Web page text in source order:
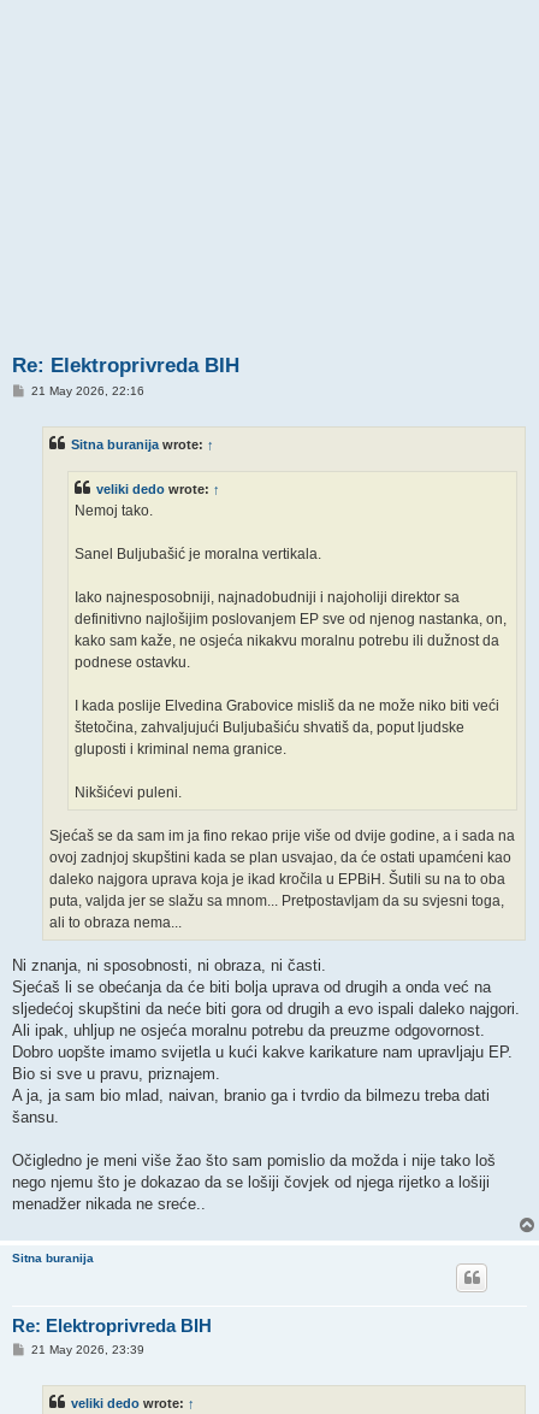
Re: Elektroprivreda BIH
P21 May 2026, 22:16
Sitna buranijawrote: ↑
veliki dedo wrote: ↑
Nemoj tako.
Sanel Buljubašić je moralna vertikala.
Iako najnesposobniji, najnadobudniji i najoholiji direktor sa
definitivno najlošijim poslovanjem EP sve od njenog nastanka, on,
kako sam kaže, ne osjeća nikakvu moralnu potrebu ili dužnost da
podnese ostavku.
I kada poslije Elvedina Grabovice misliš da ne može niko biti veći
štetočina, zahvaljujući Buljubašiću shvatiš da, poput ljudske
gluposti i kriminal nema granice.
Nikšićevi puleni.
Sjećaš se da sam im ja fino rekao prije više od dvije godine, a i sada na
ovoj zadnjoj skupštini kada se plan usvajao, da će ostati upamćeni kao
daleko najgora uprava koja je ikad kročila u EPBiH. Šutili su na to oba
puta, valjda jer se slažu sa mnom... Pretpostavljam da su svjesni toga,
ali to obraza nema...
Ni znanja, ni sposobnosti, ni obraza, ni časti.
Sjećaš li se obećanja da će biti bolja uprava od drugih a onda već na
sljedećoj skupštini da neće biti gora od drugih a evo ispali daleko najgori.
Ali ipak, uhljup ne osjeća moralnu potrebu da preuzme odgovornost.
Dobro uopšte imamo svijetla u kući kakve karikature nam upravljaju EP.
Bio si sve u pravu, priznajem.
A ja, ja sam bio mlad, naivan, branio ga i tvrdio da bilmezu treba dati
šansu.
Očigledno je meni više žao što sam pomislio da možda i nije tako loš
nego njemu što je dokazao da se lošiji čovjek od njega rijetko a lošiji
menadžer nikada ne sreće..
Sitna buranija
Re: Elektroprivreda BIH
P21 May 2026, 23:39
veliki dedo wrote: ↑